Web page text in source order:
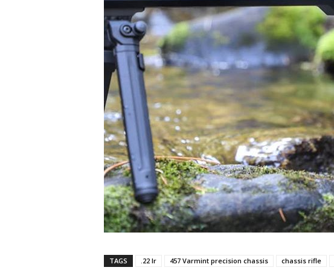
TAGS .22 lr 457 Varmint precision chassis chassis rifle